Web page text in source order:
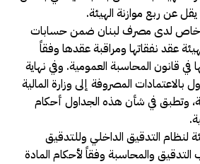
عن ربع موازنة الهيئة.
خاص لدى مصرف لبنان ضمن حسابات
عقد نفقاتها ومراقبة عقدها وفقاً
قانون المحاسبة العمومية. وفي نهاية
بالاعتمادات المصروفة إلى وزارة المالية
وتطبق في شأن هذه الجداول أحكام
التدقيق الداخلي وللتدقيق
والمحاسبة وفقاً لأحكام المادة